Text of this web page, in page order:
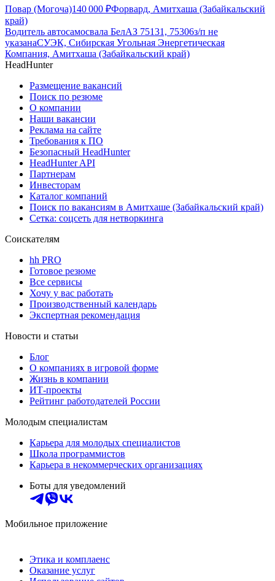
Повар (Могоча)140 000 ₽Форвард, Амитхаша (Забайкальский
край)
Водитель автосамосвала БелАЗ 75131, 75306з/п не
указанаСУЭК, Сибирская Угольная Энергетическая
Компания, Амитхаша (Забайкальский край)
HeadHunter
Размещение вакансий
Поиск по резюме
О компании
Наши вакансии
Реклама на сайте
Требования к ПО
Безопасный HeadHunter
HeadHunter API
Партнерам
Инвесторам
Каталог компаний
Поиск по вакансиям в Амитхаше (Забайкальский край)
Сетка: соцсеть для нетворкинга
Соискателям
hh PRO
Готовое резюме
Все сервисы
Хочу у вас работать
Производственный календарь
Экспертная рекомендация
Новости и статьи
Блог
О компаниях в игровой форме
Жизнь в компании
ИТ-проекты
Рейтинг работодателей России
Молодым специалистам
Карьера для молодых специалистов
Школа программистов
Карьера в некоммерческих организациях
Боты для уведомлений
Мобильное приложение
Этика и комплаенс
Оказание услуг